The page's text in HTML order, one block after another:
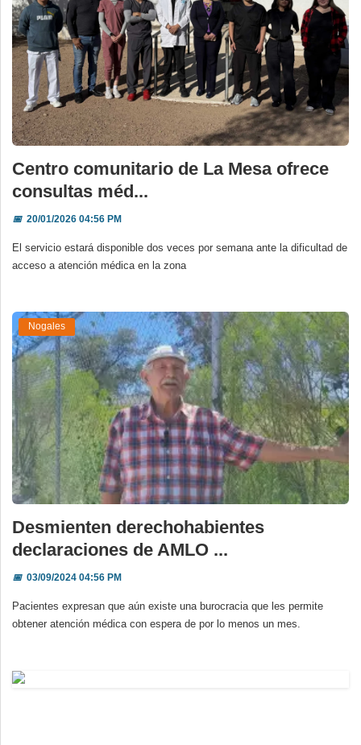
Centro comunitario de La Mesa ofrece
consultas méd...
📅20/01/2026 04:56 PM
El servicio estará disponible dos veces por semana ante la dificultad de
acceso a atención médica en la zona
Nogales
Desmienten derechohabientes
declaraciones de AMLO ...
📅03/09/2024 04:56 PM
Pacientes expresan que aún existe una burocracia que les permite
obtener atención médica con espera de por lo menos un mes.